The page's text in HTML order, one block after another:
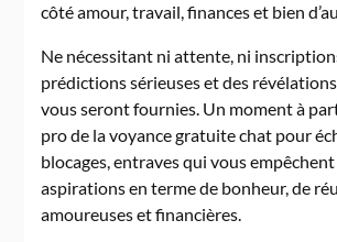
côté amour, travail, finances et bien
Ne nécessitant ni attente, ni
prédictions sérieuses et des
vous seront fournies. Un moment à
pro de la voyance gratuite chat pour
blocages, entraves qui vous
aspirations en terme de bonheur, de
amoureuses et financières.